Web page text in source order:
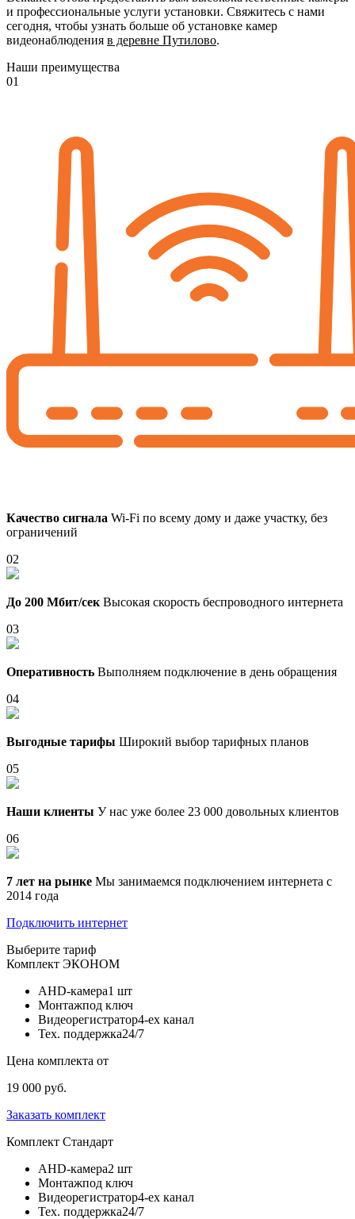
и профессиональные услуги установки. Свяжитесь с нами
сегодня, чтобы узнать больше об установке камер
видеонаблюдения в деревне Путилово.
Наши преимущества
01
Качество сигнала Wi-Fi по всему дому и даже участку, без
ограничений
02
До 200 Мбит/сек Высокая скорость беспроводного интернета
03
Оперативность Выполняем подключение в день обращения
04
Выгодные тарифы Широкий выбор тарифных планов
05
Наши клиенты У нас уже более 23 000 довольных клиентов
06
7 лет на рынке Мы занимаемся подключением интернета с
2014 года
Подключить интернет
Выберите тариф
Комплект ЭКОНОМ
AHD-камера1 шт
Монтажпод ключ
Видеорегистратор4-ех канал
Тех. поддержка24/7
Цена комплекта от
19 000 руб.
Заказать комплект
Комплект Стандарт
AHD-камера2 шт
Монтажпод ключ
Видеорегистратор4-ех канал
Тех. поддержка24/7